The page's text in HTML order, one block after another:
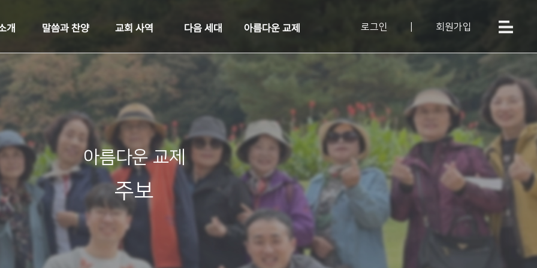
개 말씀과 찬양 교회 사역 다음 세대 아름다운 교제 로그인 회원가입
아름다운 교제
주보